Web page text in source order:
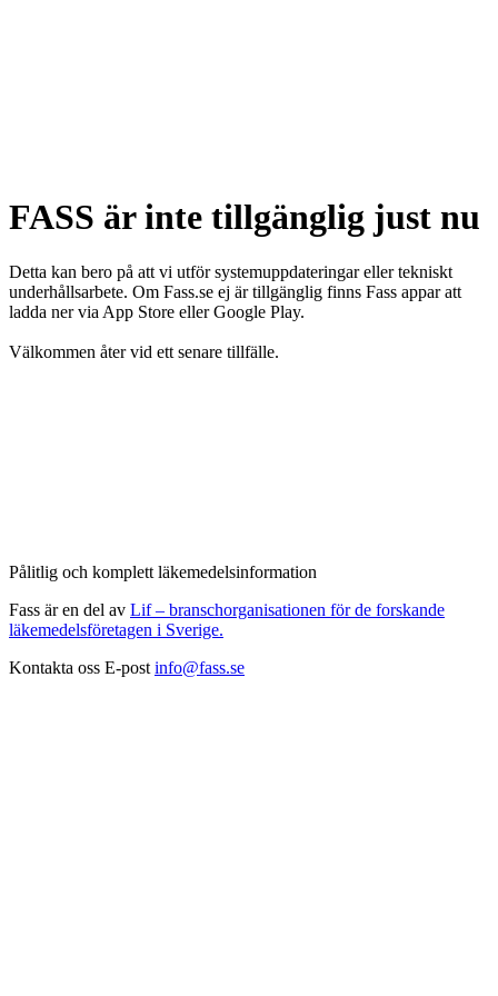
FASS är inte tillgänglig just nu
Detta kan bero på att vi utför systemuppdateringar eller tekniskt
underhållsarbete. Om Fass.se ej är tillgänglig finns Fass appar att
ladda ner via App Store eller Google Play.
Välkommen åter vid ett senare tillfälle.
Pålitlig och komplett läkemedelsinformation
Fass är en del av Lif – branschorganisationen för de forskande
läkemedelsföretagen i Sverige.
Kontakta oss E-post info@fass.se